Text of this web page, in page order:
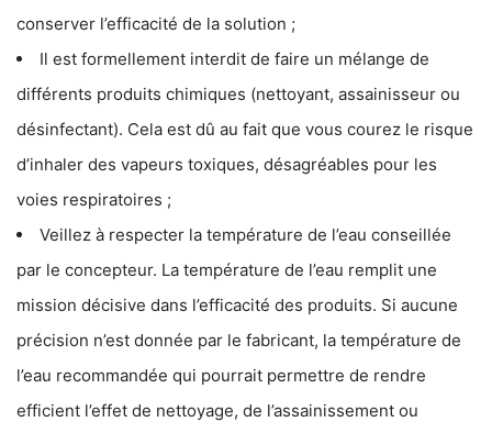
conserver l’efficacité de la solution ;
Il est formellement interdit de faire un mélange de
différents produits chimiques (nettoyant, assainisseur ou
désinfectant). Cela est dû au fait que vous courez le risque
d’inhaler des vapeurs toxiques, désagréables pour les
voies respiratoires ;
Veillez à respecter la température de l’eau conseillée
par le concepteur. La température de l’eau remplit une
mission décisive dans l’efficacité des produits. Si aucune
précision n’est donnée par le fabricant, la température de
l’eau recommandée qui pourrait permettre de rendre
efficient l’effet de nettoyage, de l’assainissement ou